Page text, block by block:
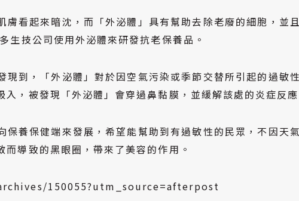
膚看起來暗沈，而「外泌體」具有幫助去除老廢的細胞，並
生技公司使用外泌體來研發抗老保養品。
現到，「外泌體」對於因空氣污染或季節交替所引起的過敏
，被發現「外泌體」會穿過鼻黏膜，並緩解該處的炎症反
保養保健端來發展，希望能幫助到有過敏性的民眾，不因天
導致的黑眼圈，帶來了美容的作用。
150055?utm_source=afterpost